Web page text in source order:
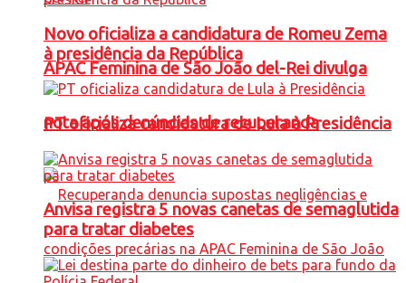
APAC Feminina de São João del-Rei divulga
nota após denúncias de recuperanda
Novo oficializa a candidatura de Romeu Zema
à presidência da República
PT oficializa candidatura de Lula à Presidência
Anvisa registra 5 novas canetas de semaglutida
para tratar diabetes